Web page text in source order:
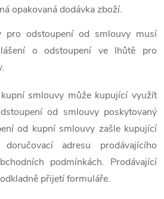
opakovaná dodávka zboží.
pro odstoupení od smlouvy musí
o odstoupení ve lhůtě pro
smlouvy může kupující využít
od smlouvy poskytovaný
od kupní smlouvy zašle kupující
adresu prodávajícího
podmínkách. Prodávající
přijetí formuláře.